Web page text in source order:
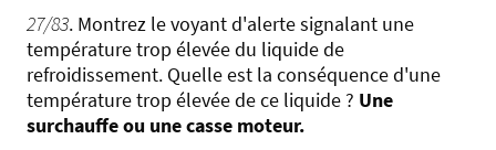
27/83. Montrez le voyant d'alerte signalant une
température trop élevée du liquide de
refroidissement. Quelle est la conséquence d'une
température trop élevée de ce liquide ? Une
surchauffe ou une casse moteur.